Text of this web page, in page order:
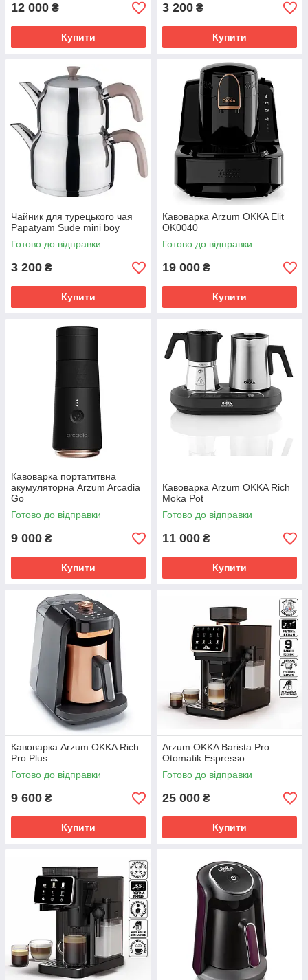
12 000 ₴
Купити
3 200 ₴
Купити
Чайник для турецького чая
Papatyam Sude mini boy
Готово до відправки
3 200 ₴
Купити
Кавоварка Arzum OKKA Elit
OK0040
Готово до відправки
19 000 ₴
Купити
Кавоварка портатитвна
акумуляторна Arzum Arcadia
Go
Готово до відправки
9 000 ₴
Купити
Кавоварка Arzum OKKA Rich
Moka Pot
Готово до відправки
11 000 ₴
Купити
Кавоварка Arzum OKKA Rich
Pro Plus
Готово до відправки
9 600 ₴
Купити
Arzum OKKA Barista Pro
Otomatik Espresso
Готово до відправки
25 000 ₴
Купити